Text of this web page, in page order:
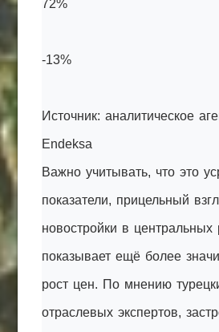
72%
-13%
Источник: аналитическое
Endeksa
Важно учитывать, что это
показатели, прицельный
новостройки в центральных
показывает ещё более
рост цен. По мнению
отраслевых экспертов,